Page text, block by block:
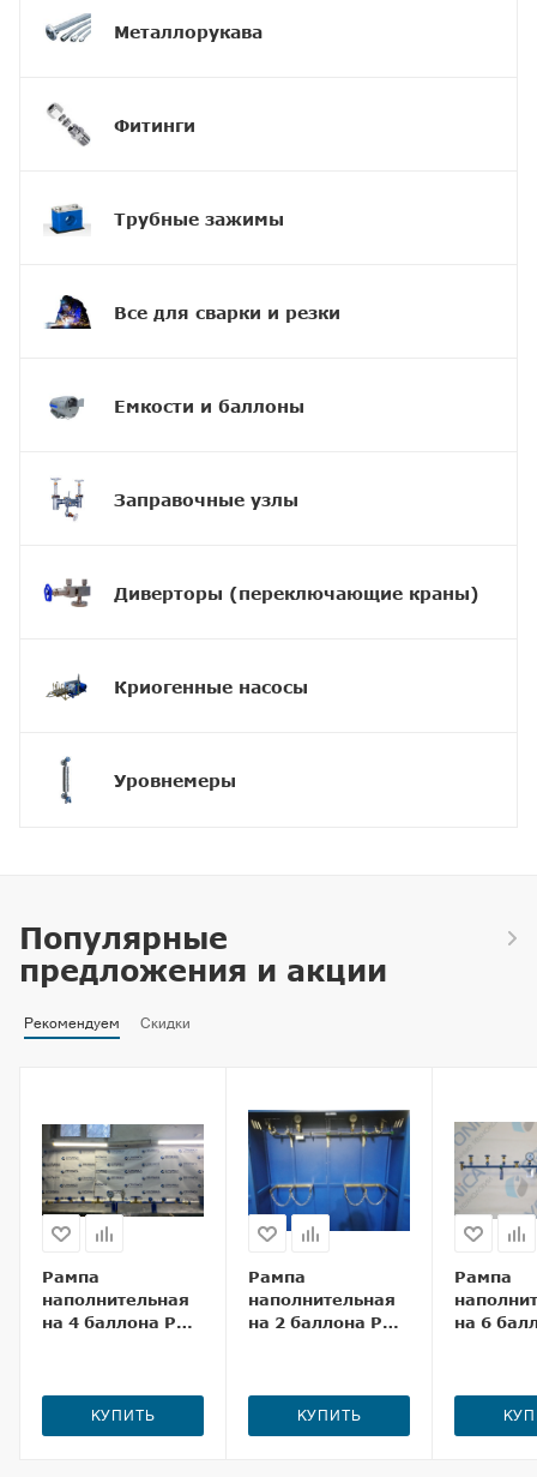
Металлорукава
Фитинги
Трубные зажимы
Все для сварки и резки
Емкости и баллоны
Заправочные узлы
Диверторы (переключающие краны)
Криогенные насосы
Уровнемеры
Популярные
предложения и акции
Рекомендуем Скидки
Рампа
наполнительная
на 4 баллона РНП
КУПИТЬ
Рампа
наполнительная
на 2 баллона РНП
КУПИТЬ
Рампа
на 6